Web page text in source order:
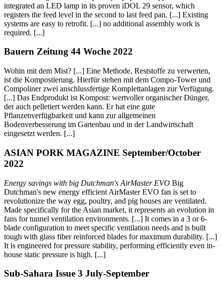
integrated an LED lamp in its proven iDOL 29 sensor, which
registers the feed level in the second to last feed pan. [...] Existing
systems are easy to retrofit. [...] no additional assembly work is
required. [...]
Bauern Zeitung 44 Woche 2022
Wohin mit dem Mist? [...] Eine Methode, Reststoffe zu verwerten,
ist die Kompostierung. Hierfür stehen mit dem Compo-Tower und
Compoliner zwei anschlussfertige Komplettanlagen zur Verfügung.
[...] Das Endprodukt ist Kompost: wertvoller organischer Dünger,
der auch pelletiert werden kann. Er hat eine gute
Pflanzenverfügbarkeit und kann zur allgemeinen
Bodenverbesserung im Gartenbau und in der Landwirtschaft
eingesetzt werden. [...]
ASIAN PORK MAGAZINE September/October
2022
Energy savings with big Dutchman's AirMaster EVO Big
Dutchman's new energy efficient AirMaster EVO fan is set to
revolutionize the way egg, poultry, and pig houses are ventilated.
Made specifically for the Asian market, it represents an evolution in
fans for tunnel ventilation environments. [...] It comes in a 3 or 6-
blade configuration to meet specific ventilation needs and is built
tough with glass fiber reinforced blades for maximum durability. [...]
It is engineered for pressure stability, performing efficiently even in-
house static pressure is high. [...]
Sub-Sahara Issue 3 July-September